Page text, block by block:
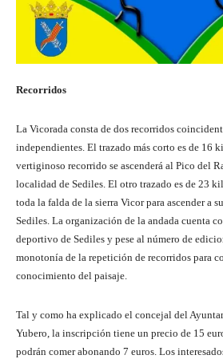
Recorridos
La Vicorada consta de dos recorridos
independientes. El trazado más corto es de 16
vertiginoso recorrido se ascenderá al Pico del
localidad de Sediles. El otro trazado es de 23
toda la falda de la sierra Vicor para ascender a
Sediles. La organización de la andada cuenta
deportivo de Sediles y pese al número de
monotonía de la repetición de recorridos para
conocimiento del paisaje.
Tal y como ha explicado el concejal del
Yubero, la inscripción tiene un precio de 15
podrán comer abonando 7 euros. Los